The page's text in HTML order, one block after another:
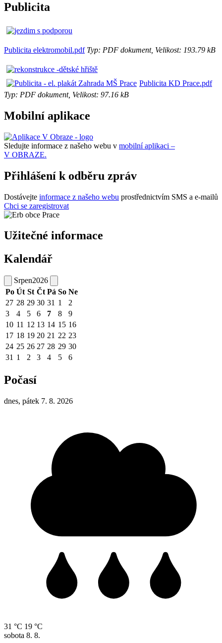
Publicita
Publicita elektromobil.pdfTyp: PDF dokument, Velikost: 193.79 kB
Publicita KD Prace.pdf
Typ: PDF dokument, Velikost: 97.16 kB
Mobilní aplikace
Sledujte informace z našeho webu v mobilní aplikaci –
V OBRAZE.
Přihlášení k odběru zpráv
Dostávejte informace z našeho webu prostřednictvím SMS a e-mailů
Chci se zaregistrovat
Užitečné informace
Kalendář
Srpen2026
Po Út St Čt Pá So Ne
27 28 29 30 31 1
2
3
4 5 6 7 8
9
10 11 12 13 14 15 16
17 18 19 20 21 22 23
24 25 26 27 28 29 30
31 1 2 3 4 5 6
Počasí
dnes, pátek 7. 8. 2026
31 °C 19 °C
sobota 8. 8.